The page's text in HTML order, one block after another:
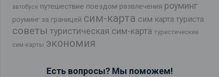
автобусе путешествие поездом развлечения роуминг
роуминг за границей сим-карта сим карта туриста
советы туристическая сим-карта туристические
сим-карты экономия
Есть вопросы? Мы поможем!